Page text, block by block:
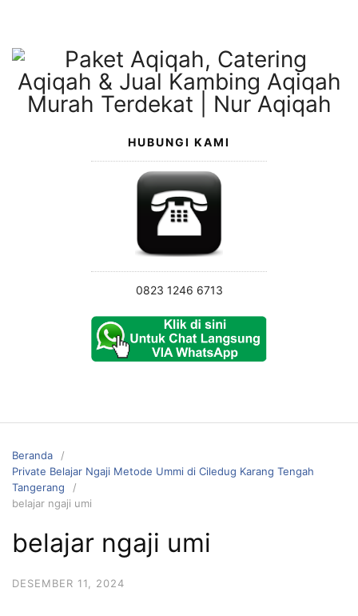
konten
HUBUNGI KAMI
0823 1246 6713
Beranda
Private Belajar Ngaji Metode Ummi di Ciledug Karang Tengah
Tangerang
belajar ngaji umi
belajar ngaji umi
DESEMBER 11, 2024